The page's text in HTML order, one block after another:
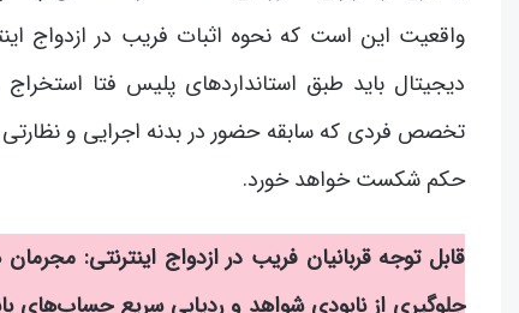
واقعیت این است که نحوه اثبات فریب در ازدواج
دیجیتال باید طبق استانداردهای پلیس فتا
تخصص فردی که سابقه حضور در بدنه اجرایی و
حکم شکست خواهد خورد.
قابل توجه قربانیان فریب در ازدواج اینترنتی:
جلوگیری از نابودی شواهد و ردیابی سریع حساب‌های